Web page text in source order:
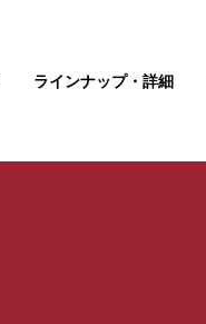
ラインナップ・詳細